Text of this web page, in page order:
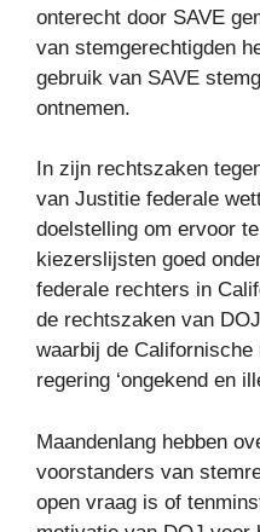
onterecht door SAVE
van stemgerechtigden
gebruik van SAVE
ontnemen.
In zijn rechtszaken
van Justitie federale
doelstelling om ervoor
kiezerslijsten goed
federale rechters in
de rechtszaken van
waarbij de
regering ‘ongekend en
Maandenlang hebben
voorstanders van
open vraag is of